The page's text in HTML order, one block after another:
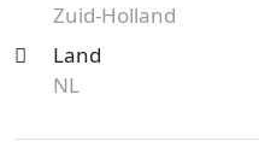
Zuid-Holland
Land
NL